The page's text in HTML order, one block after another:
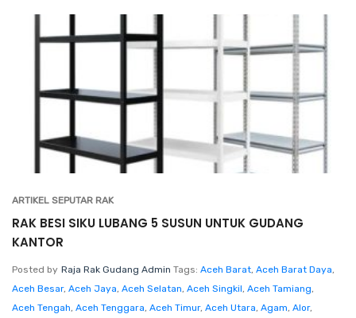
ARTIKEL SEPUTAR RAK
RAK BESI SIKU LUBANG 5 SUSUN UNTUK GUDANG
KANTOR
Posted by Raja Rak Gudang Admin Tags: Aceh Barat, Aceh Barat Daya,
Aceh Besar, Aceh Jaya, Aceh Selatan, Aceh Singkil, Aceh Tamiang,
Aceh Tengah, Aceh Tenggara, Aceh Timur, Aceh Utara, Agam, Alor,